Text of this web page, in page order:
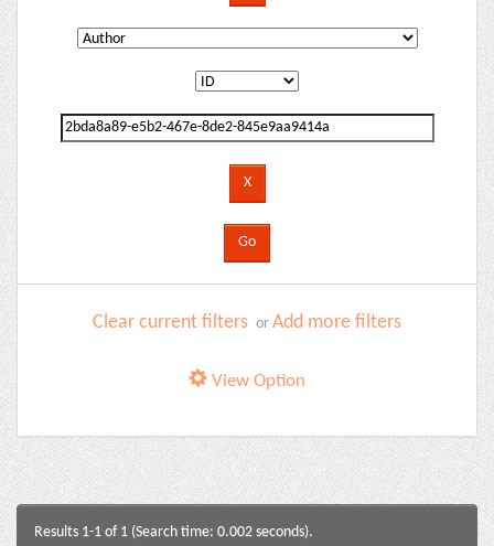
Clear current filters or Add more filters
View Option
Results 1-1 of 1 (Search time: 0.002 seconds).